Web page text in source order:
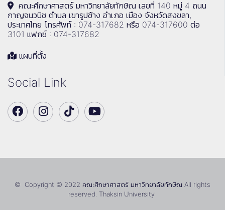
คณะศึกษาศาสตร์ มหาวิทยาลัยทักษิณ เลขที่ 140 หมู่ 4 ถนน
กาญจนวนิช ตำบล เขารูปช้าง อำเภอ เมือง จังหวัดสงขลา,
ประเทศไทย โทรศัพท์ : 074-317682 หรือ 074-317600 ต่อ
3101 แฟกซ์ : 074-317682
แผนที่ตั้ง
Social Link
© Copyright © 2022 คณะศึกษาศาสตร์ มหาวิทยาลัยทักษิณ All rights
reserved. Thaksin University